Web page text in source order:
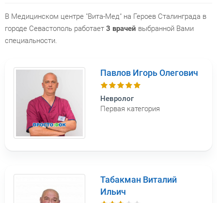
В Медицинском центре "Вита-Мед" на Героев Сталинграда в
городе Севастополь работает 3 врачей выбранной Вами
специальности.
Павлов Игорь Олегович
Невролог
Первая категория
Табакман Виталий
Ильич